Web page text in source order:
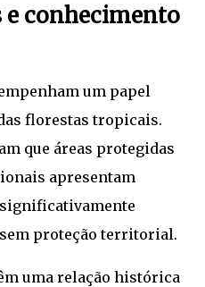
e conhecimento
um papel
florestas tropicais.
que áreas protegidas
apresentam
proteção territorial.
uma relação histórica